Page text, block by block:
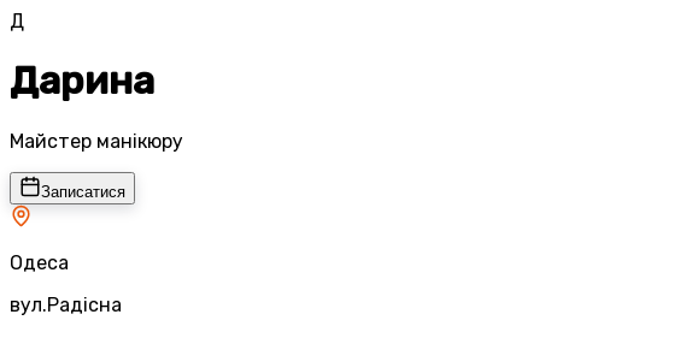
Д
Дарина
Майстер манікюру
Записатися
Одеса
вул.Радісна